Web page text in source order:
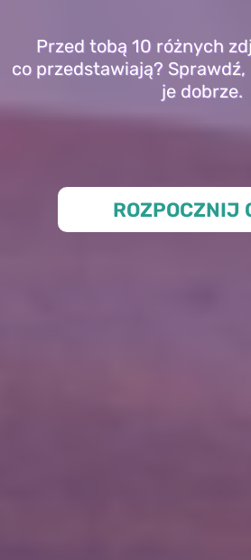
Przed tobą 10 różnych
co przedstawiają?
je dobrze.
ROZPOCZNIJ